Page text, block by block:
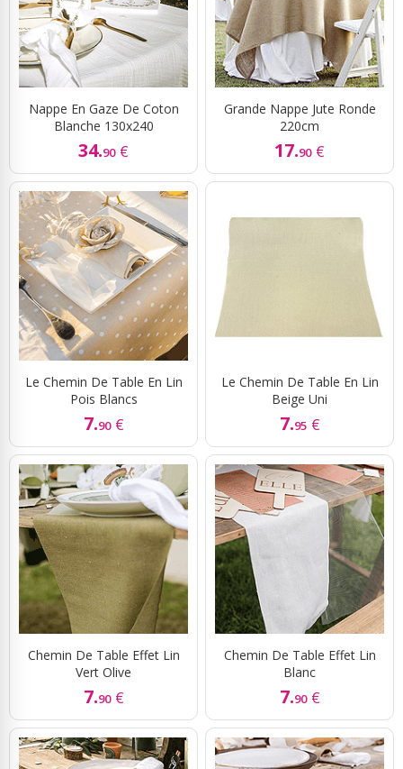
Nappe En Gaze De Coton
Blanche 130x240
34.90 €
Grande Nappe Jute Ronde
220cm
17.90 €
Le Chemin De Table En Lin
Pois Blancs
7.90 €
Le Chemin De Table En Lin
Beige Uni
7.95 €
Chemin De Table Effet Lin
Vert Olive
7.90 €
Chemin De Table Effet Lin
Blanc
7.90 €